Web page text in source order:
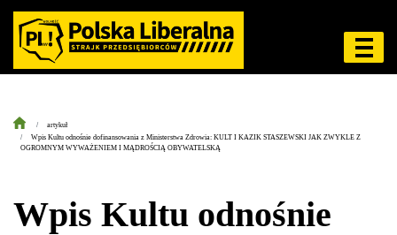
artykuł
Wpis Kultu odnośnie dofinansowania z Ministerstwa Zdrowia: KULT I KAZIK STASZEWSKI JAK ZWYKLE Z
OGROMNYM WYWAŻENIEM I MĄDROŚCIĄ OBYWATELSKĄ
Wpis Kultu odnośnie